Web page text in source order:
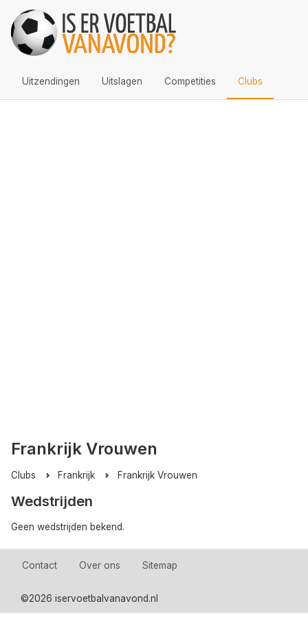
Uitzendingen Uitslagen Competities Clubs
Frankrijk Vrouwen
Clubs Frankrijk Frankrijk Vrouwen
Wedstrijden
Geen wedstrijden bekend.
Contact Over ons Sitemap
©2026 iservoetbalvanavond.nl